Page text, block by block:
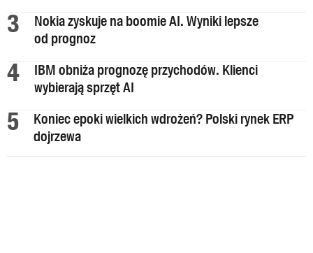
Nokia zyskuje na boomie AI. Wyniki lepsze
od prognoz
IBM obniża prognozę przychodów. Klienci
wybierają sprzęt AI
Koniec epoki wielkich wdrożeń? Polski rynek ERP
dojrzewa